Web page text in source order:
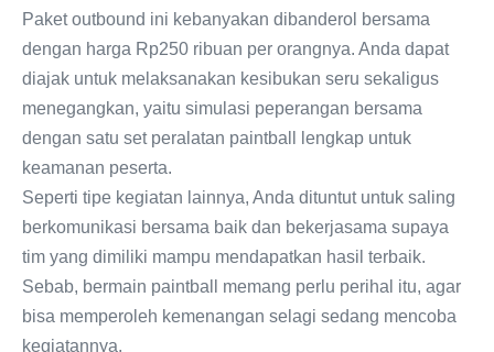
Paket outbound ini kebanyakan dibanderol bersama
dengan harga Rp250 ribuan per orangnya. Anda dapat
diajak untuk melaksanakan kesibukan seru sekaligus
menegangkan, yaitu simulasi peperangan bersama
dengan satu set peralatan paintball lengkap untuk
keamanan peserta.
Seperti tipe kegiatan lainnya, Anda dituntut untuk saling
berkomunikasi bersama baik dan bekerjasama supaya
tim yang dimiliki mampu mendapatkan hasil terbaik.
Sebab, bermain paintball memang perlu perihal itu, agar
bisa memperoleh kemenangan selagi sedang mencoba
kegiatannya.